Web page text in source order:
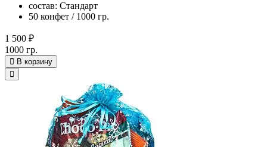
состав: Стандарт
50 конфет / 1000 гр.
1 500 ₽
1000 гр.
В корзину